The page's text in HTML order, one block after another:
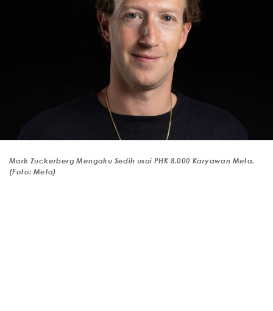
Mark Zuckerberg Mengaku Sedih usai PHK 8.000 Karyawan Meta.
(Foto: Meta)